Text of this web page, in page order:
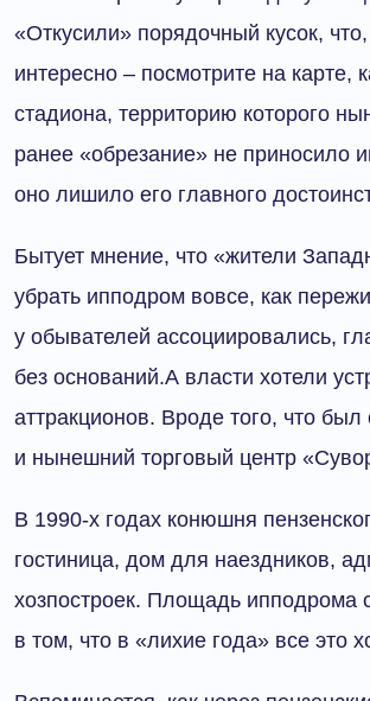
«Откусили» порядочный кусок,
интересно – посмотрите на карте,
стадиона, территорию которого
ранее «обрезание» не приносило
оно лишило его главного
Бытует мнение, что «жители
убрать ипподром вовсе, как
у обывателей ассоциировались,
без оснований.А власти хотели
аттракционов. Вроде того, что
и нынешний торговый центр
В 1990-х годах конюшня
гостиница, дом для наездников,
хозпостроек. Площадь ипподрома
в том, что в «лихие года» все это